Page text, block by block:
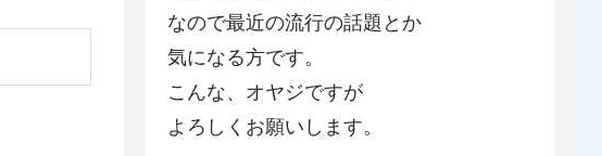
なので最近の流行の話題とか
気になる方です。
こんな、オヤジですが
よろしくお願いします。